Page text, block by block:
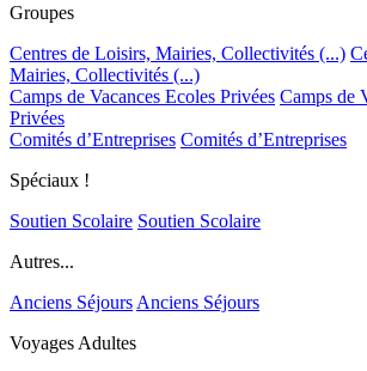
Groupes
Centres de Loisirs, Mairies, Collectivités (...)
Mairies, Collectivités (...)
Camps de Vacances Ecoles Privées Camps de
Privées
Comités d’Entreprises Comités d’Entreprises
Spéciaux !
Soutien Scolaire Soutien Scolaire
Autres...
Anciens Séjours Anciens Séjours
Voyages Adultes